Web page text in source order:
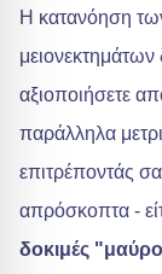
Η κατανόηση
μειονεκτημάτων
αξιοποιήσετε
παράλληλα
επιτρέποντάς
απρόσκοπτα -
δοκιμές